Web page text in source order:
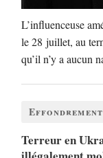
L’influenceuse
le 28 juillet, au
qu’il n’y a aucun
Terreur en